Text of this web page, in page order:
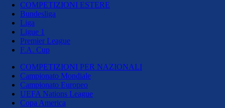
COMPETIZIONI ESTERE
Bundesliga
Liga
Ligue 1
Premier League
F.A. Cup
COMPETIZIONI PER NAZIONALI
Campionato Mondiale
Campionato Europeo
UEFA Nations League
Copa America